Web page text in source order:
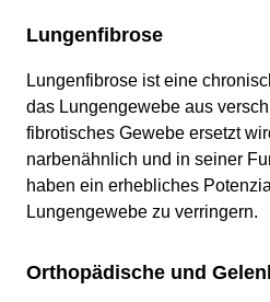
Lungenfibrose
Lungenfibrose ist eine
das Lungengewebe aus
fibrotisches Gewebe ersetzt
narbenähnlich und in seiner
haben ein erhebliches
Lungengewebe zu verringern.
Orthopädische und